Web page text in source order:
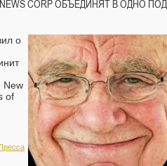
CORP ОБЪЕДИНЯТ В ОДНО
о
New
of